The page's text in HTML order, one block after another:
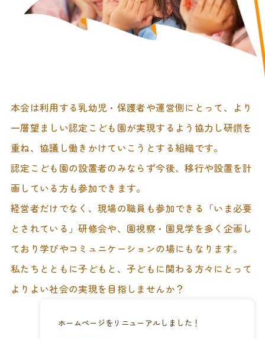
本会は利用する乳幼児・保護者や運営側にとって、より
一層望ましい認定こども園が実現するよう協力し研鑽を
重ね、協議し働きかけていこうとする組織です。
認定こども園の設置者のみならず今後、移行や設置を計
画している方も参加できます。
経営者だけでなく、現場の職員も参加できる「いま必要
とされている」研修会や、園視察・園見学を多く企画し
ており学びやコミュニケーションの場にもなります。
私たちとともに子どもと、子どもに関わる方々にとって
よりよい社会の実現を目指しませんか？
ホームページをリニューアルしました！